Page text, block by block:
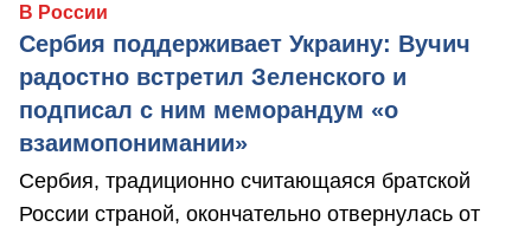
В России
Сербия поддерживает Украину: Вучич
радостно встретил Зеленского и
подписал с ним меморандум «о
взаимопонимании»
Сербия, традиционно считающаяся братской
России страной, окончательно отвернулась от